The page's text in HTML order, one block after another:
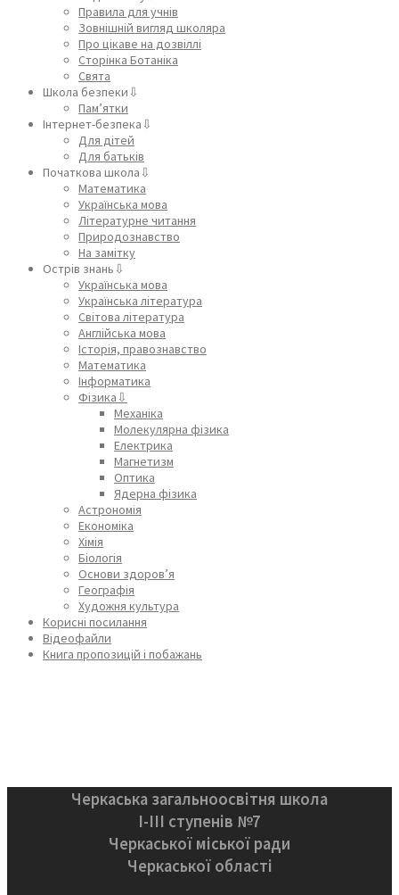
Правила для учнів
Зовнішній вигляд школяра
Про цікаве на дозвіллі
Сторінка Ботаніка
Свята
Школа безпеки⇩
Пам’ятки
Інтернет-безпека⇩
Для дітей
Для батьків
Початкова школа⇩
Математика
Українська мова
Літературне читання
Природознавство
На замітку
Острів знань⇩
Українська мова
Українська література
Світова література
Англійська мова
Історія, правознавство
Математика
Інформатика
Фізика⇩
Механіка
Молекулярна фізика
Електрика
Магнетизм
Оптика
Ядерна фізика
Астрономія
Економіка
Хімія
Біологія
Основи здоров’я
Географія
Художня культура
Корисні посилання
Відеофайли
Книга пропозицій і побажань
Черкаська загальноосвітня школа
І-ІІІ ступенів №7
Черкаської міської ради
Черкаської області